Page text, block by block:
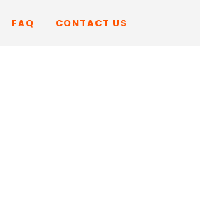
FAQ CONTACT US